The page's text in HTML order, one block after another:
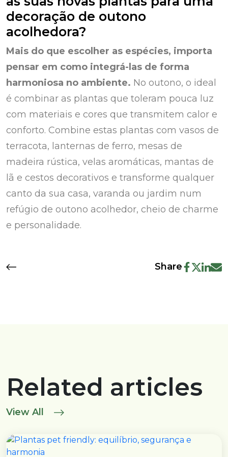
decoração de outono
acolhedora?
Mais do que escolher as espécies, importa
pensar em como integrá-las de forma
harmoniosa no ambiente. No outono, o ideal
é combinar as plantas que toleram pouca luz
com materiais e cores que transmitem calor e
conforto. Combine estas plantas com vasos de
terracota, lanternas de ferro, mesas de
madeira rústica, velas aromáticas, mantas de
lã e cestos decorativos e transforme qualquer
canto da sua casa, varanda ou jardim num
refúgio de outono acolhedor, cheio de charme
e personalidade.
Share
Related articles
View All